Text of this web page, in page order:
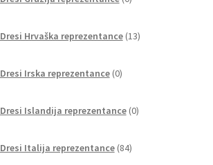
izdelkov
Dresi Hrvaška reprezentance 13izdelkov
Dresi Irska reprezentance 0izdelkov
Dresi Islandija reprezentance 0izdelkov
Dresi Italija reprezentance 84izdelkov